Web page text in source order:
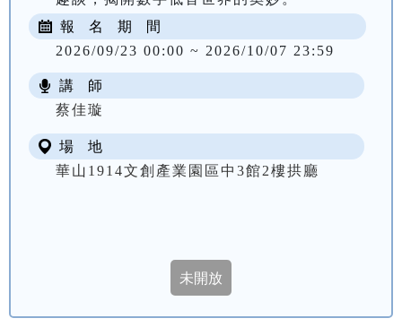
報 名 期 間
2026/09/23 00:00 ~ 2026/10/07 23:59
講 師
蔡佳璇
場 地
華山1914文創產業園區中3館2樓拱廳